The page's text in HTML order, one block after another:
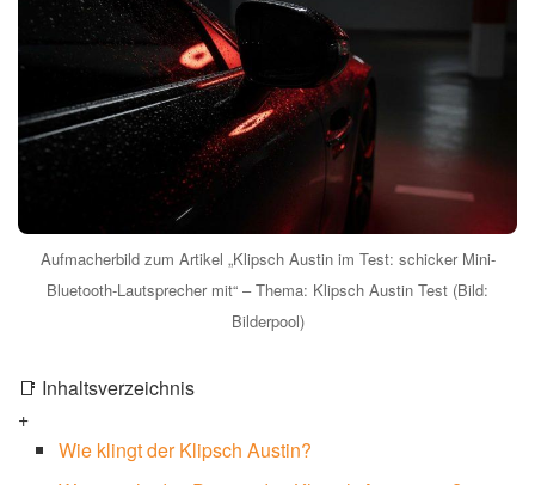
Aufmacherbild zum Artikel „Klipsch Austin im Test: schicker Mini-
Bluetooth-Lautsprecher mit“ – Thema: Klipsch Austin Test (Bild:
Bilderpool)
📑 Inhaltsverzeichnis
+
Wie klingt der Klipsch Austin?